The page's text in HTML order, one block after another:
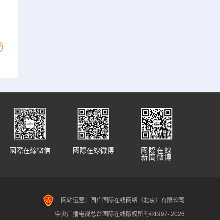
國際在線
新聞微博
國際在線微博
國際在線微信
网站运营：国广国际在线网络（北京）有限公司
中央广播电视总台国际在线版权所有©1997- 2026